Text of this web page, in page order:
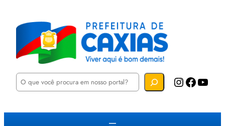
P
u
Instagram Facebook YouTube